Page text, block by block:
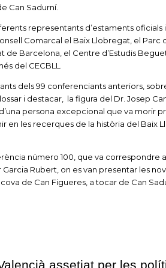
Can Sadurní.
representants d’estaments
Comarcal el Baix Llobregat, el Parc
Barcelona, el Centre d’Estudis
del CECBLL.
dels 99 conferenciants anteriors,
i destacar, la figura del Dr. Josep
persona excepcional que va morir
en les recerques de la història del Baix
número 100, que va correspondre
Garcia Rubert, on es van presentar les
de Can Figueres, a tocar de Can
assetjat per les